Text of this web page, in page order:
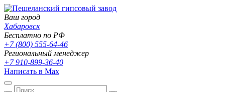
Ваш город
Хабаровск
Бесплатно по РФ
+7 (800) 555-64-46
Региональный менеджер
+7 910-899-36-40
Написать в Max